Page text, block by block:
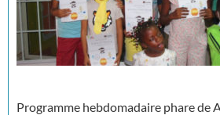
Programme hebdomadaire phare de